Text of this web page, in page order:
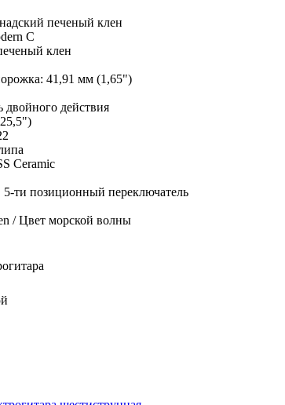
печеный клен
C
клен
41,91 мм (1,65")
действия
Ceramic
ти позиционный переключатель
/ Цвет морской волны